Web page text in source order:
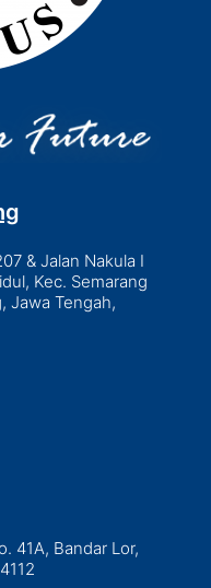
& Jalan Nakula I
Kec. Semarang
Jawa Tengah,
41A, Bandar Lor,